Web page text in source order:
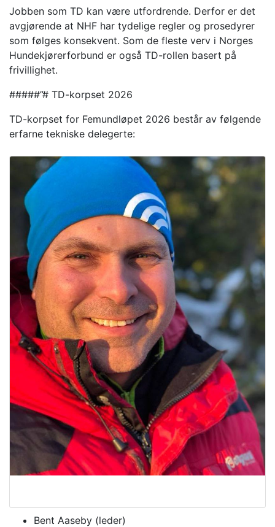
Jobben som TD kan være utfordrende. Derfor er det
avgjørende at NHF har tydelige regler og prosedyrer
som følges konsekvent. Som de fleste verv i Norges
Hundekjørerforbund er også TD-rollen basert på
frivillighet.
#####”# TD-korpset 2026
TD-korpset for Femundløpet 2026 består av følgende
erfarne tekniske delegerte:
Bent Aaseby (leder)